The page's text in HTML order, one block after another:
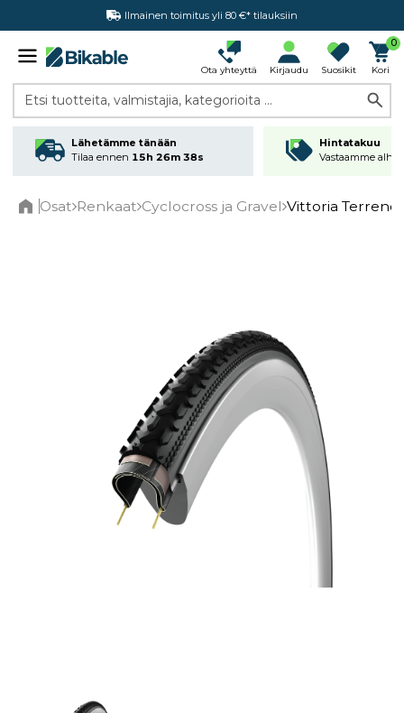
Ilmainen toimitus yli 80 €* tilauksiin
Hintatakuu
Ota yhteyttä Kirjaudu Suosikit
0
Kori
Etsi tuotteita, valmistajia, kategorioita ...
Lähetämme tänään
Tilaa ennen 15h 26m 37s
Hintatakuu
Vastaamme
Osat Renkaat Cyclocross ja Gravel Vittoria Terreno